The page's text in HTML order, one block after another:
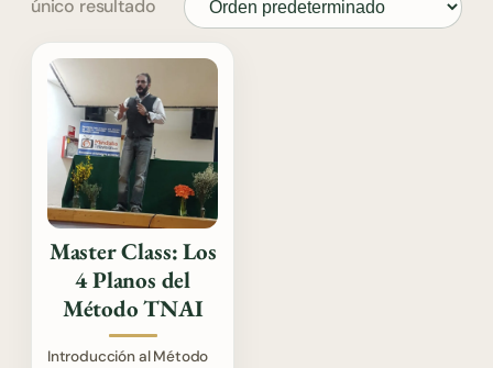
único resultado
Master Class: Los
4 Planos del
Método TNAI
Introducción al Método